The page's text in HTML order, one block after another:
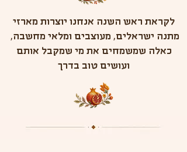
לקראת ראש השנה אנחנו יוצרות מארזי
מתנה ישראלים, מעוצבים ומלאי מחשבה,
כאלה שמשמחים את מי שמקבל אותם
ועושים טוב בדרך